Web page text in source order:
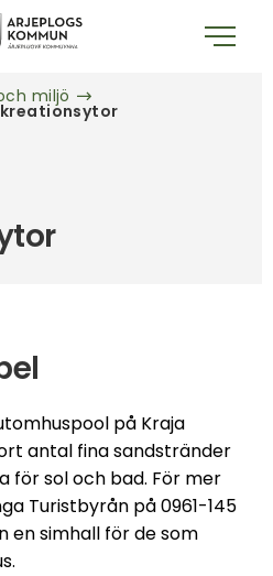
miljö
på Kraja
antal fina sandstränder
för sol och bad. För mer
Turistbyrån på 0961-145
en simhall för de som